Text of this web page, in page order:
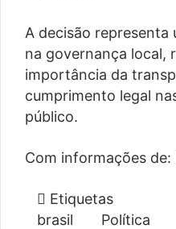
A decisão
na governança local,
importância da
cumprimento legal
público.
Com informações de:
Etiquetas
brasil
Política